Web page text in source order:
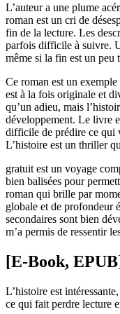
L’auteur a une plume
roman est un cri de
fin de la lecture. Les
parfois difficile à suivre.
même si la fin est un peu
Ce roman est un
est à la fois originale et
qu’un adieu, mais
développement. Le livre
difficile de prédire ce qui
L’histoire est un thriller
gratuit est un voyage
bien balisées pour
roman qui brille par
globale et de profondeur
secondaires sont bien
m’a permis de ressentir
[E-Book,
L’histoire est
ce qui fait perdre lecture